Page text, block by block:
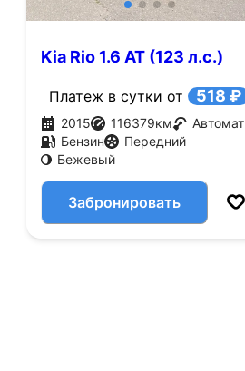
Kia Rio 1.6 AT (123 л.с.)
Платеж в сутки от 518 ₽
2015 116379км
Автомат
Бензин
Передний
Бежевый
Забронировать